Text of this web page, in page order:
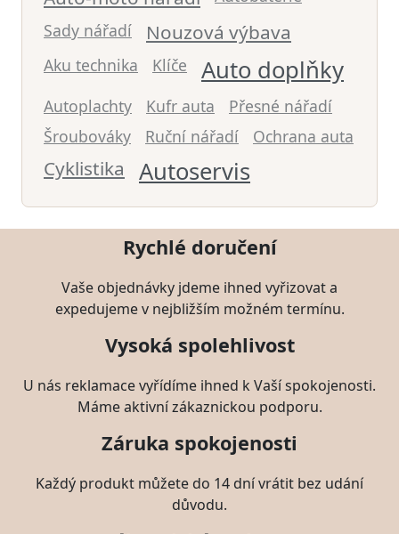
Sady nářadí
Nouzová výbava
Aku technika Klíče Auto doplňky
Autoplachty Kufr auta
Přesné nářadí
Šroubováky
Ruční nářadí Ochrana auta
Cyklistika Autoservis
Rychlé doručení
Vaše objednávky jdeme ihned vyřizovat a
expedujeme v nejbližším možném termínu.
Vysoká spolehlivost
U nás reklamace vyřídíme ihned k Vaší spokojenosti.
Máme aktivní zákaznickou podporu.
Záruka spokojenosti
Každý produkt můžete do 14 dní vrátit bez udání
důvodu.